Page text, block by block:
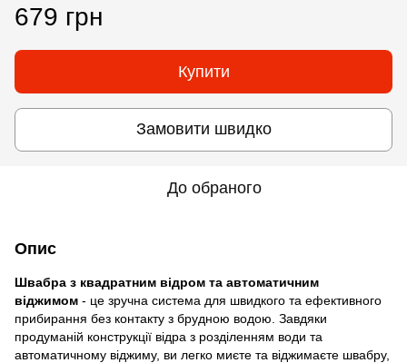
679 грн
Купити
Замовити швидко
До обраного
Опис
Швабра з квадратним відром та автоматичним
віджимом - це зручна система для швидкого та ефективного
прибирання без контакту з брудною водою. Завдяки
продуманій конструкції відра з розділенням води та
автоматичному віджиму, ви легко миєте та віджимаєте швабру,